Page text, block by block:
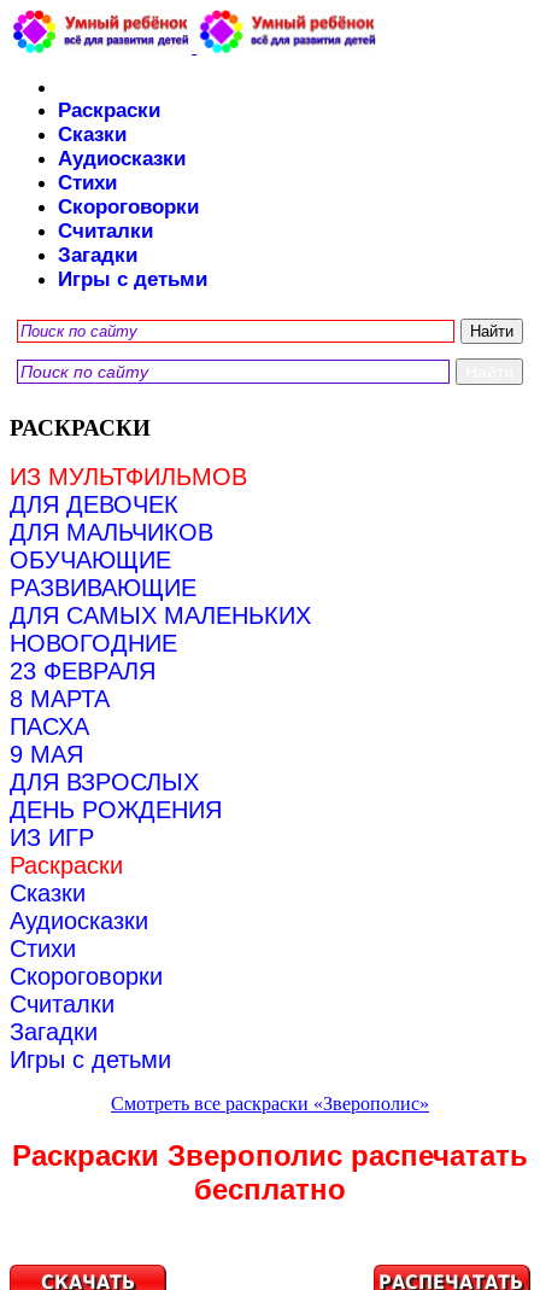
Раскраски
Сказки
Аудиосказки
Стихи
Скороговорки
Считалки
Загадки
Игры с детьми
РАСКРАСКИ
ИЗ МУЛЬТФИЛЬМОВ
ДЛЯ ДЕВОЧЕК
ДЛЯ МАЛЬЧИКОВ
ОБУЧАЮЩИЕ
РАЗВИВАЮЩИЕ
ДЛЯ САМЫХ МАЛЕНЬКИХ
НОВОГОДНИЕ
23 ФЕВРАЛЯ
8 МАРТА
ПАСХА
9 МАЯ
ДЛЯ ВЗРОСЛЫХ
ДЕНЬ РОЖДЕНИЯ
ИЗ ИГР
Раскраски
Сказки
Аудиосказки
Стихи
Скороговорки
Считалки
Загадки
Игры с детьми
Смотреть все раскраски «Зверополис»
Раскраски Зверополис распечатать
бесплатно